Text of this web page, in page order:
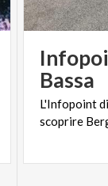
Bassa
L'Infopointdi
scoprire